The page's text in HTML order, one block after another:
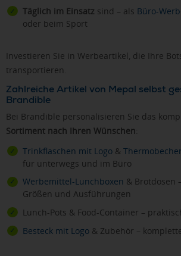
Täglich im Einsatz sind – als Büro-
oder beim Sport
Investieren Sie in Werbeartikel, die Ihre
transportieren.
Zahlreiche Artikel von Mepal selbst
Brandible
Bei Brandible personalisieren Sie das
Sortiment nach Ihren Wünschen:
Trinkflaschen mit Logo &
für unterwegs und im Büro
Werbemittel-Lunchboxen & Brotdosen
Größen und Ausführungen
Lunch-Pots & Food-Container –
Besteck mit Logo & Zubehör –